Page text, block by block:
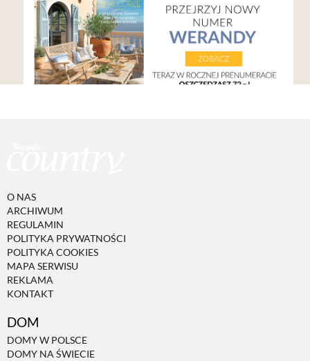
O NAS
ARCHIWUM
REGULAMIN
POLITYKA PRYWATNOŚCI
POLITYKA COOKIES
MAPA SERWISU
REKLAMA
KONTAKT
DOM
DOMY W POLSCE
DOMY NA ŚWIECIE
NATURALNA APTECZKA
DLA DOMU
ZWIERZĘTA W NATURZE